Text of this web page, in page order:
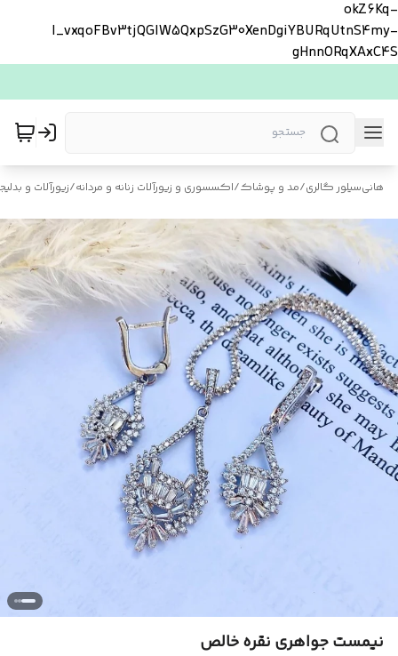
okZ6Kq-
l_vxqoFBv3tjQGlW5QxpSzG30XenDgiYBURqUtnS4my-
gHnnORqXAxC4S
هانی‌سیلور گالری/مد و پوشاک/اکسسوری و زیورآلات زنانه و مردانه/زیورآلات و
نیمست جواهری نقره خالص